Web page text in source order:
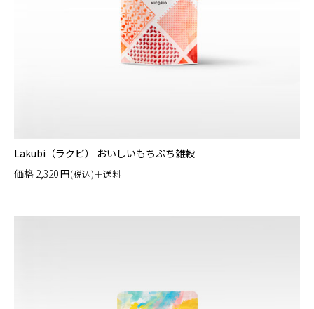
Lakubi（ラクビ） おいしいもちぷち雑穀
価格 2,320円(税込)＋送料